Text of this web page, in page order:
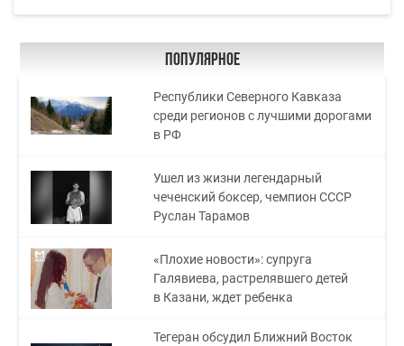
Популярное
Республики Северного Кавказа
среди регионов с лучшими дорогами
в РФ
Ушел из жизни легендарный
чеченский боксер, чемпион СССР
Руслан Тарамов
«Плохие новости»: супруга
Галявиева, растрелявшего детей
в Казани, ждет ребенка
Тегеран обсудил Ближний Восток